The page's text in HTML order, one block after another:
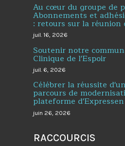
Au cœur du groupe de
Abonnements et
: retours sur la
juil. 16, 2026
Soutenir notre
Clinique de l'Espoir
juil. 6, 2026
Célébrer la réussite
parcours de
plateforme d'Expressen
juin 26, 2026
RACCOURCIS